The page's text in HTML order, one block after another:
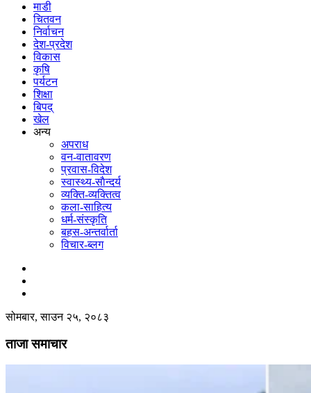
माडी
चितवन
निर्वाचन
देश-प्रदेश
विकास
कृषि
पर्यटन
शिक्षा
बिपद्
खेल
अन्य
अपराध
वन-वातावरण
प्रवास-विदेश
स्वास्थ्य-साैन्दर्य
व्यक्ति-व्यक्तित्व
कला-साहित्य
धर्म-संस्कृति
बहस-अन्तर्वार्ता
विचार-ब्लग
सोमबार, साउन २५, २०८३
ताजा समाचार